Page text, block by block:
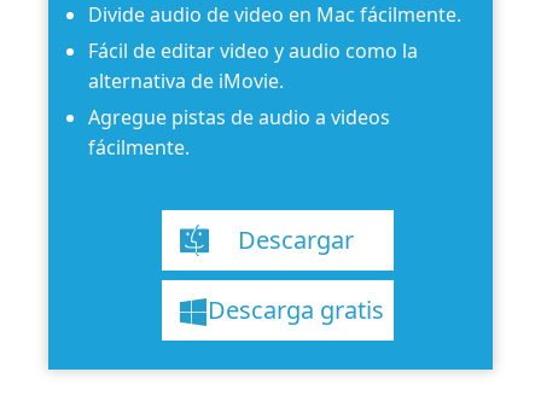
Divide audio de video en Mac fácilmente.
Fácil de editar video y audio como la
alternativa de iMovie.
Agregue pistas de audio a videos
fácilmente.
Descargar
Descarga gratis